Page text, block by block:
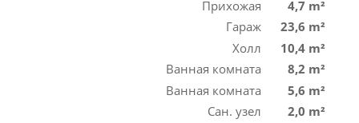
Прихожая
4,7 m²
Гараж
23,6 m²
Холл
10,4 m²
Ванная комната
8,2 m²
Ванная комната
5,6 m²
Сан. узел
2,0 m²